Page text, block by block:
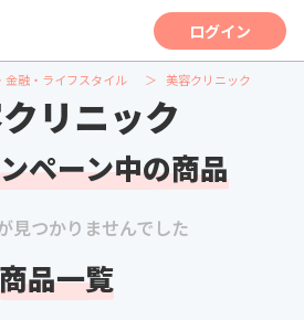
ログイン
金融・ライフスタイル 美容クリニック
リニック
ペーン中の商品
見つかりませんでした
商品一覧